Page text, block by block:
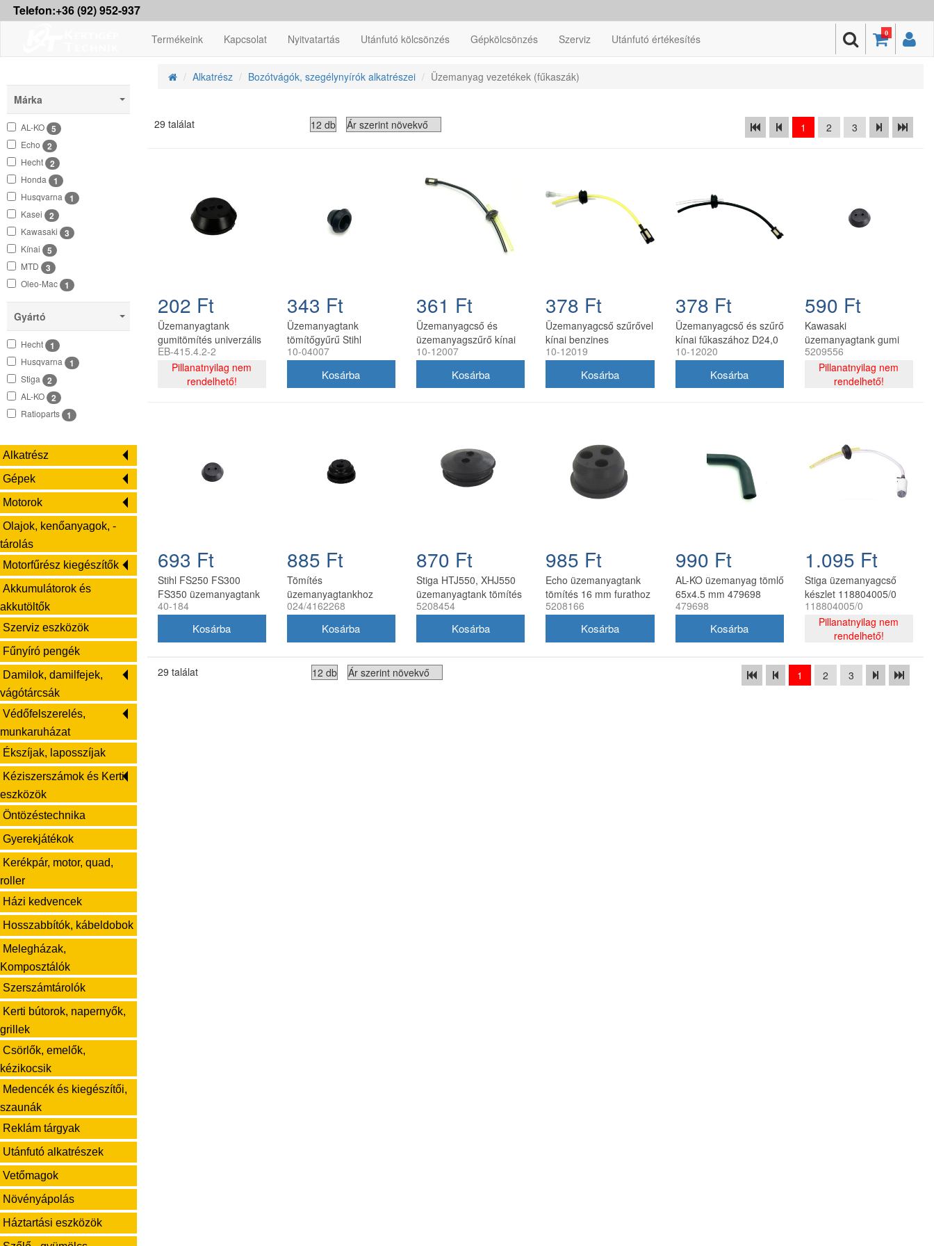
Telefon:+36 (92) 952-937
0
Termékeink Kapcsolat Nyitvatartás Utánfutó kölcsönzés Gépkölcsönzés Szerviz Utánfutó értékesítés
Márka
AL-KO 5
Echo 2
Hecht 2
Honda 1
Husqvarna 1
Kasei 2
Kawasaki 3
Kínai 5
MTD 3
Oleo-Mac 1
Shindaiwa 1
Stiga
4
Univerzális 1
Mitsubishi 1
Gyártó
Hecht 1
Husqvarna 1
Stiga 2
AL-KO 2
Ratioparts 1
Alkatrész
Gépek
Motorok
Olajok, kenőanyagok, -
tárolás
Motorfűrész kiegészítők
Akkumulátorok és
akkutöltők
Szerviz eszközök
Fűnyíró pengék
Damilok, damilfejek,
vágótárcsák
Védőfelszerelés,
munkaruházat
Ékszíjak, laposszíjak
Kéziszerszámok és Kerti
eszközök
Öntözéstechnika
Gyerekjátékok
Kerékpár, motor, quad,
roller
Házi kedvencek
Hosszabbítók, kábeldobok
Melegházak,
Komposztálók
Szerszámtárolók
Kerti bútorok, napernyők,
grillek
Csörlők, emelők,
kézikocsik
Medencék és kiegészítői,
szaunák
Reklám tárgyak
Utánfutó alkatrészek
Vetőmagok
Növényápolás
Háztartási eszközök
Alkatrész Bozótvágók, szegélynyírók alkatrészei Üzemanyag vezetékek (fűkaszák)
29 találat 1 2 3
202 Ft
Üzemanyagtank
gumitömítés univerzális
Kasei, Al-ko, kínai
fűkaszához
EB-415.4.2-2
Pillanatnyilag nem
rendelhető!
343 Ft
Üzemanyagtank
tömítőgyűrű Stihl
FS120, FS200, FS250
Farmertec
10-04007
361 Ft
Üzemanyagcső és
üzemanyagszűrő kínai
fűkaszához D20,0 mm
10-12007
378 Ft
Üzemanyagcső szűrővel
kínai benzines
fűkaszához D21 mm
10-12019
378 Ft
Üzemanyagcső és szűrő
kínai fűkaszához D24,0
mm
10-12020
590 Ft
Kawasaki
üzemanyagtank gumi
tömítés 20 mm (92071-
2142)
5209556
Pillanatnyilag nem
rendelhető!
693 Ft
Stihl FS250 FS300
FS350 üzemanyagtank
tömítés 19 mm
40-184
885 Ft
Tömítés
üzemanyagtankhoz
Oleo-Mac Sparta-250T
024/4162268
870 Ft
Stiga HTJ550, XHJ550
üzemanyagtank tömítés
23 mm (123275032/0)
5208454
985 Ft
Echo üzemanyagtank
tömítés 16 mm furathoz
5208166
5208166
990 Ft
AL-KO üzemanyag tömlő
65x4.5 mm 479698
479698
1.095 Ft
Stiga üzemanyagcső
készlet 118804005/0
fűkaszához és
szegélynyíróhoz
118804005/0
Pillanatnyilag nem
rendelhető!
29 találat 1 2 3